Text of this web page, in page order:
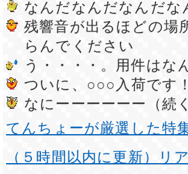
なんだなんだなんだな
残響音が出るほどの場
らんでください
う・・・・。用件はな
ついに、○○○入荷です
なにーーーーーー（続
てんちょーが厳選した特
（５時間以内に更新）リ